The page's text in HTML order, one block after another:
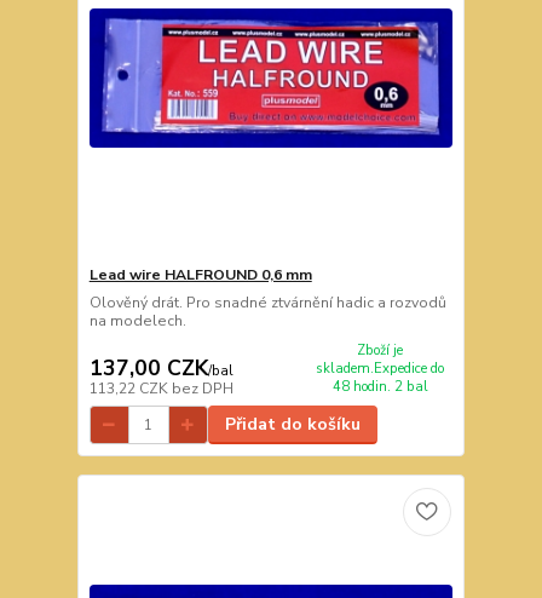
Lead wire HALFROUND 0,6 mm
Olověný drát. Pro snadné ztvárnění hadic a rozvodů
na modelech.
137,00 CZK/bal
113,22 CZK bez DPH
Zboží je
skladem.Expedice do
48 hodin. 2 bal
Přidat do košíku